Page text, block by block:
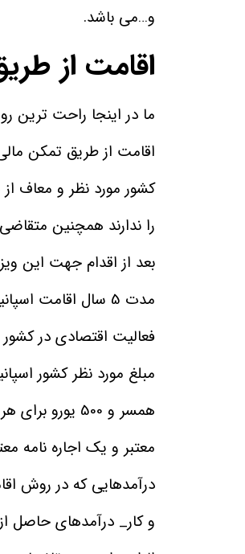
و…می باشد.
اقامت از
ما در اینجا راحت ترین
اقامت از طریق تمکن
کشور مورد نظر و معاف
را ندارند همچنین
بعد از اقدام جهت این
فعالیت اقتصادی در کشور
معتبر و یک اجاره نامه
درآمدهایی که در روش
و کار_ درآمدهای حاصل